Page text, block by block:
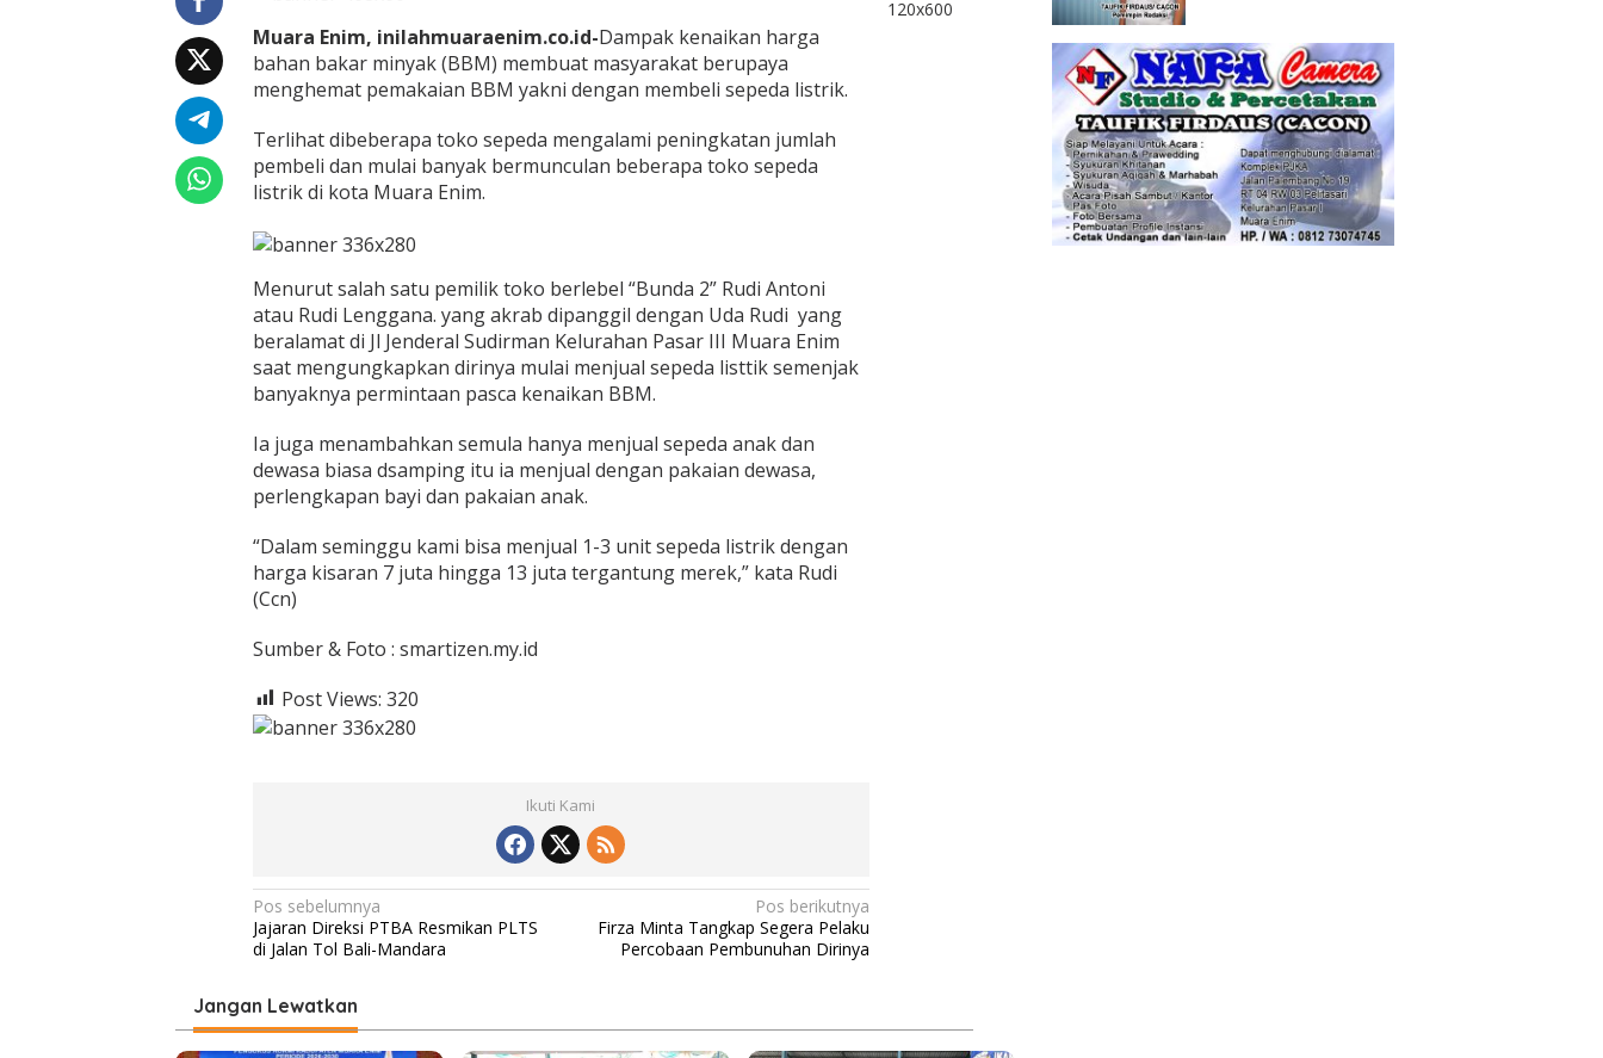
Muara Enim, inilahmuaraenim.co.id-Dampak kenaikan harga
bahan bakar minyak (BBM) membuat masyarakat berupaya
menghemat pemakaian BBM yakni dengan membeli sepeda listrik.
Terlihat dibeberapa toko sepeda mengalami peningkatan jumlah
pembeli dan mulai banyak bermunculan beberapa toko sepeda
listrik di kota Muara Enim.
Menurut salah satu pemilik toko berlebel “Bunda 2” Rudi Antoni
atau Rudi Lenggana. yang akrab dipanggil dengan Uda Rudi yang
beralamat di Jl Jenderal Sudirman Kelurahan Pasar III Muara Enim
saat mengungkapkan dirinya mulai menjual sepeda listtik semenjak
banyaknya permintaan pasca kenaikan BBM.
Ia juga menambahkan semula hanya menjual sepeda anak dan
dewasa biasa dsamping itu ia menjual dengan pakaian dewasa,
perlengkapan bayi dan pakaian anak.
“Dalam seminggu kami bisa menjual 1-3 unit sepeda listrik dengan
harga kisaran 7 juta hingga 13 juta tergantung merek,” kata Rudi
(Ccn)
Sumber & Foto : smartizen.my.id
Post Views: 320
Ikuti Kami
N
a
i
g
Pos sebelumnya
Jajaran Direksi PTBA Resmikan PLTS
di Jalan Tol Bali-Mandara
Pos berikutnya
Firza Minta Tangkap Segera Pelaku
Percobaan Pembunuhan Dirinya
Jangan Lewatkan